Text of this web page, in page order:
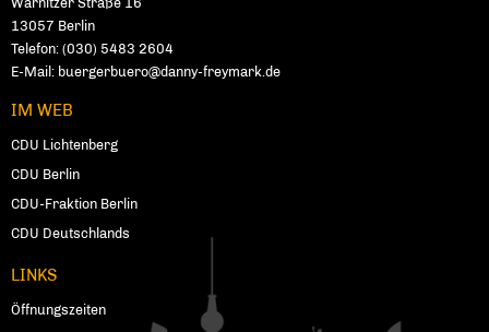
13057 Ber­lin
Telefon: (030) 5483 2604
E-Mail: buergerbuero@danny-freymark.de
IM WEB
CDU Lichtenberg
CDU Berlin
CDU-Fraktion Berlin
CDU Deutschlands
LINKS
Öffnungszeiten